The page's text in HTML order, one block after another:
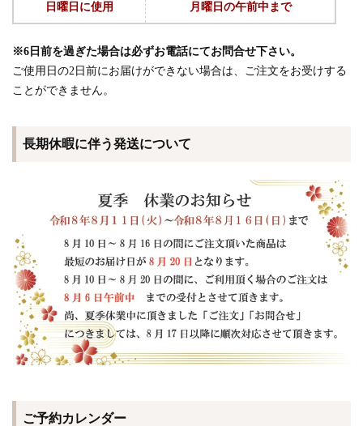
日曜日に使用 月曜日の午前中まで
※6日前を過ぎた場合は必ずお電話にてお問合せ下さい。
ご使用日の2日前にお届けができない場合は、ご注文をお受けする
ことができません。
長期休暇に伴う発送について
ご予約カレンダー